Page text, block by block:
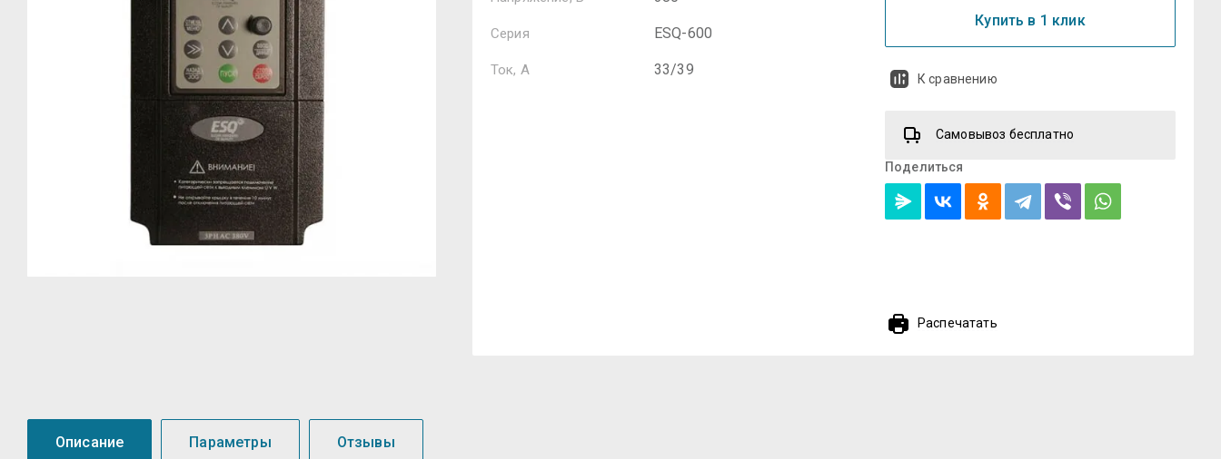
Серия ESQ-600
Ток, А 33/39
Купить в 1 клик
К сравнению
Самовывоз бесплатно
Поделиться
Распечатать
Описание Параметры Отзывы